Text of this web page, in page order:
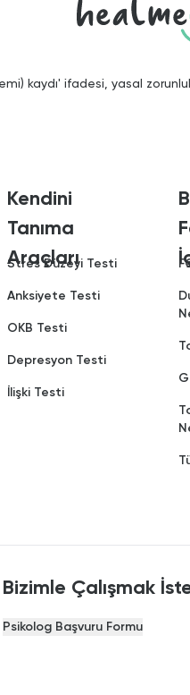
kaydı' ifadesi, yasal
Kendini
Tanıma
Araçları
Stres Düzeyi Testi
Anksiyete Testi
OKB Testi
Depresyon Testi
İlişki Testi
Bizimle Çalışmak
Psikolog Başvuru Formu